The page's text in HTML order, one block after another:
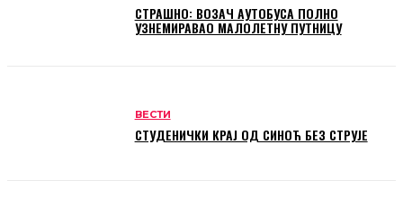
СТРАШНО: ВОЗАЧ АУТОБУСА ПОЛНО
УЗНЕМИРАВАО МАЛОЛЕТНУ ПУТНИЦУ
ВЕСТИ
СТУДЕНИЧКИ КРАЈ ОД СИНОЋ БЕЗ СТРУЈЕ